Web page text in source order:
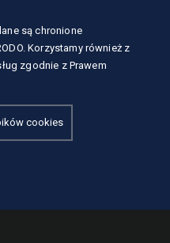
są chronione
Korzystamy również z
zgodnie z Prawem
cookies